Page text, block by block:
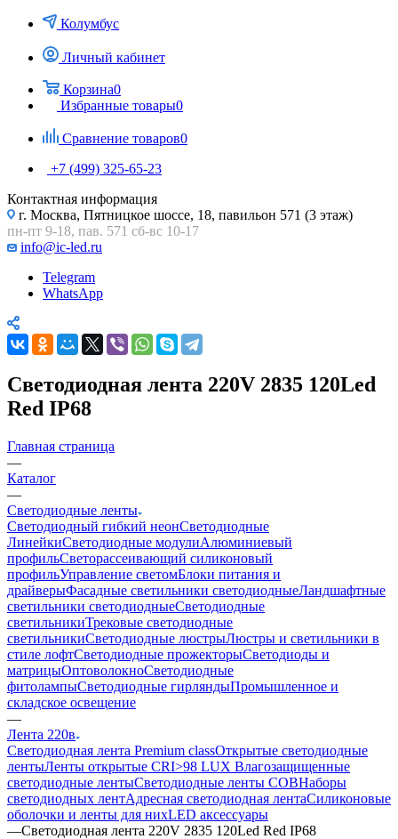
Колумбус
Личный кабинет
Корзина0
Избранные товары0
Сравнение товаров0
+7 (499) 325-65-23
Контактная информация
г. Москва, Пятницкое шоссе, 18, павильон 571 (3 этаж)
пн-пт 9-18, пав. 571 сб-вс 10-17
info@ic-led.ru
Telegram
WhatsApp
Светодиодная лента 220V 2835 120Led
Red IP68
Главная страница
—
Каталог
—
Светодиодные ленты
Светодиодный гибкий неонСветодиодные
ЛинейкиСветодиодные модулиАлюминиевый
профильСветорассеивающий силиконовый
профильУправление светомБлоки питания и
драйверыФасадные светильники светодиодныеЛандшафтные
светильники светодиодныеСветодиодные
светильникиТрековые светодиодные
светильникиСветодиодные люстрыЛюстры и светильники в
стиле лофтСветодиодные прожекторыСветодиоды и
матрицыОптоволокноСветодиодные
фитолампыСветодиодные гирляндыПромышленное и
складское освещение
—
Лента 220в
Светодиодная лента Premium classОткрытые светодиодные
лентыЛенты открытые CRI>98 LUX Влагозащищенные
светодиодные лентыСветодиодные ленты COBНаборы
светодиодных лентАдресная светодиодная лентаСиликоновые
оболочки и ленты для нихLED аксессуары
—Светодиодная лента 220V 2835 120Led Red IP68